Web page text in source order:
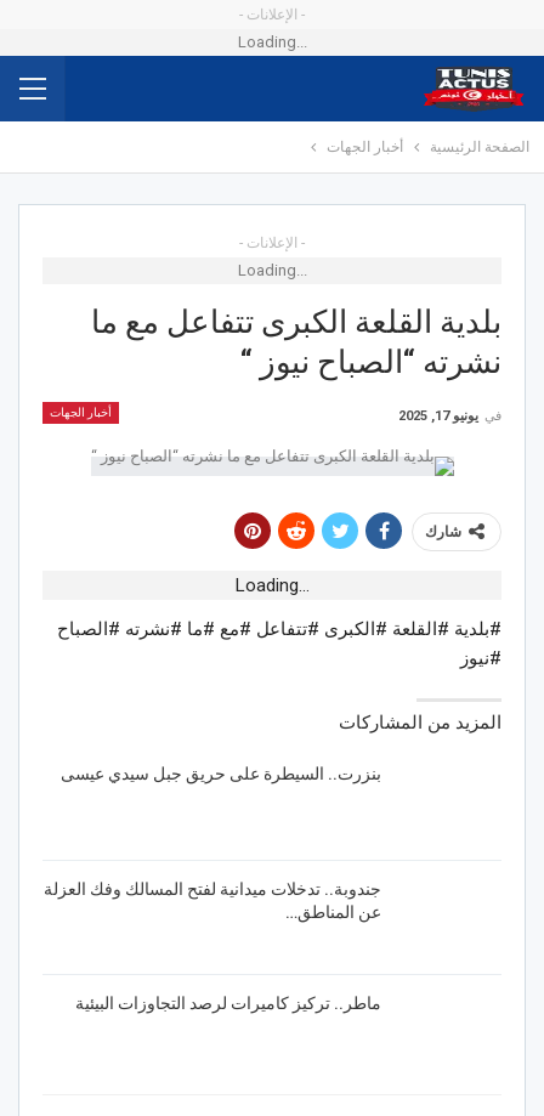
- الإعلانات -
Loading...
الصفحة الرئيسية أخبار الجهات
- الإعلانات -
Loading...
بلدية القلعة الكبرى تتفاعل مع ما
نشرته “الصباح نيوز “
أخبار الجهات في يونيو 17, 2025
شارك
Loading...
#بلدية #القلعة #الكبرى #تتفاعل #مع #ما #نشرته #الصباح
#نيوز
المزيد من المشاركات
بنزرت.. السيطرة على حريق جبل سيدي عيسى
جندوبة.. تدخلات ميدانية لفتح المسالك وفك العزلة
عن المناطق…
ماطر.. تركيز كاميرات لرصد التجاوزات البيئية